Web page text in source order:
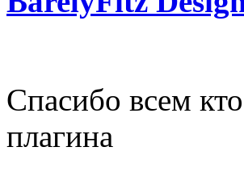
Спасибо всем
плагина